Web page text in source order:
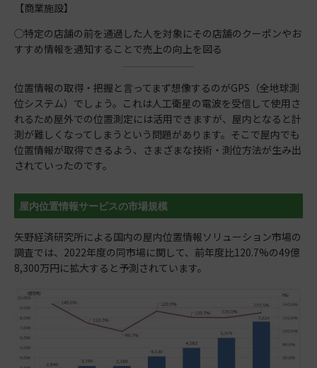
【商業施設】
◯特定の店舗の前を通過した人を対象にその店舗のクーポンやお
すすめ情報を通知することで売上の向上を図る
位置情報の取得・把握と言ってまず想像するのがGPS（全地球測
位システム）でしょう。これは人工衛星の電波を受信して使用さ
れるため屋外での位置測定には活用できますが、屋内となると計
測が難しくなってしまうという問題があります。そこで屋内でも
位置情報が取得できるよう、さまざまな技術・測位方法が生み出
されていったのです。
屋内位置情報サービスの市場規模
矢野経済研究所による国内の屋内位置情報ソリューション市場の
調査では、2022年度の同市場に関して、前年度比120.7%の49億
8,300万円に拡大すると予測されています。